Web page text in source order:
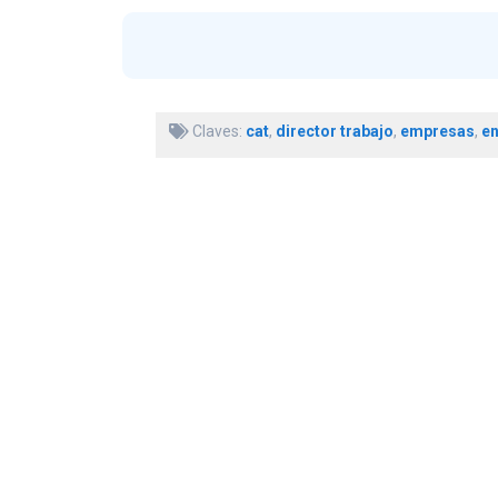
Claves: cat, director trabajo, empresas,